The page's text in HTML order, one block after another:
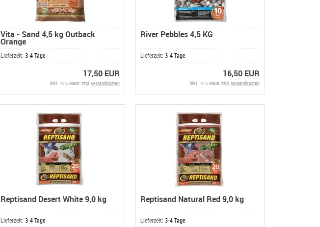
Vita - Sand 4,5 kg Outback
Orange
Lieferzeit: 3-4 Tage
17,50 EUR
inkl. 19 % MwSt. zzgl.Versandkosten
River Pebbles 4,5 KG
Lieferzeit: 3-4 Tage
16,50 EUR
inkl. 19 % MwSt. zzgl.Versandkosten
Reptisand Desert White 9,0 kg
Lieferzeit: 3-4 Tage
Reptisand Natural Red 9,0 kg
Lieferzeit: 3-4 Tage